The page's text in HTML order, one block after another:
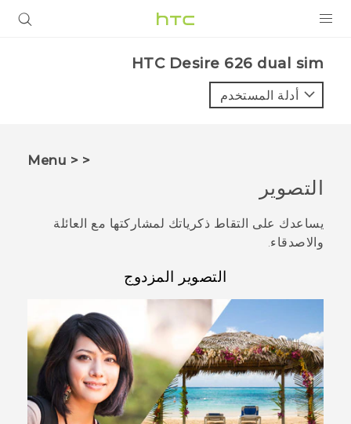
VIVE
VIVERSE
البرامج + التطبيقات
الدعم
HTC Desire 626 dual sim‎
أدلة المستخدم
< < Menu
التصوير
يساعدك على التقاط ذكرياتك لمشاركتها مع العائلة
والاصدقاء.
التصوير المزدوج